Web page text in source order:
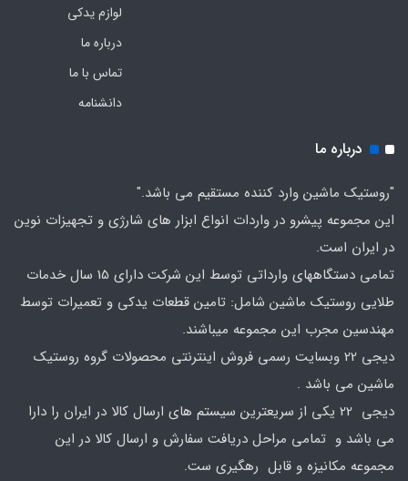
لوازم یدکی
درباره ما
تماس با ما
دانشنامه
درباره ما
"روستیک ماشین وارد کننده مستقیم می باشد."
این مجموعه پیشرو در واردات انواع ابزار های شارژی و تجهیزات نوین
در ایران است.
تمامی دستگاههای وارداتی توسط این شرکت دارای 15 سال خدمات
طلایی روستیک ماشین شامل: تامین قطعات یدکی و تعمیرات توسط
مهندسین مجرب این مجموعه میباشند.
دیجی 22 وبسایت رسمی فروش اینترنتی محصولات گروه روستیک
ماشین می باشد .
دیجی 22 یکی از سریعترین سیستم های ارسال کالا در ایران را دارا
می باشد و تمامی مراحل دریافت سفارش و ارسال کالا در این
مجموعه مکانیزه و قابل رهگیری ست.